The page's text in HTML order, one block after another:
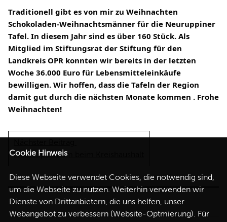
Traditionell gibt es von mir zu Weihnachten
Schokoladen-Weihnachtsmänner für die Neuruppiner
Tafel. In diesem Jahr sind es über 160 Stück. Als
Mitglied im Stiftungsrat der Stiftung für den
Landkreis OPR konnten wir bereits in der letzten
Woche 36.000 Euro für Lebensmitteleinkäufe
bewilligen. Wir hoffen, dass die Tafeln der Region
damit gut durch die nächsten Monate kommen . Frohe
Weihnachten!
Noch Spielraum beim Kreishaushalt
Cookie Hinweis
Diese Webseite verwendet Cookies, die notwendig sind,
um die Webseite zu nutzen. Weiterhin verwenden wir
Dienste von Drittanbietern, die uns helfen, unser
Webangebot zu verbessern (Website-Optmierung). Für